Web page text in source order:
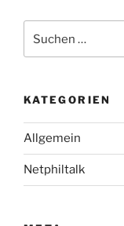
nach:
KATEGORIEN
Allgemein
Netphiltalk